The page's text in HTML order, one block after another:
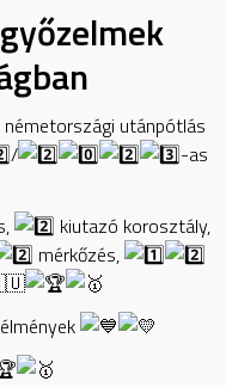
utánpótlás
/
-as
kiutazó korosztály,
mérkőzés,